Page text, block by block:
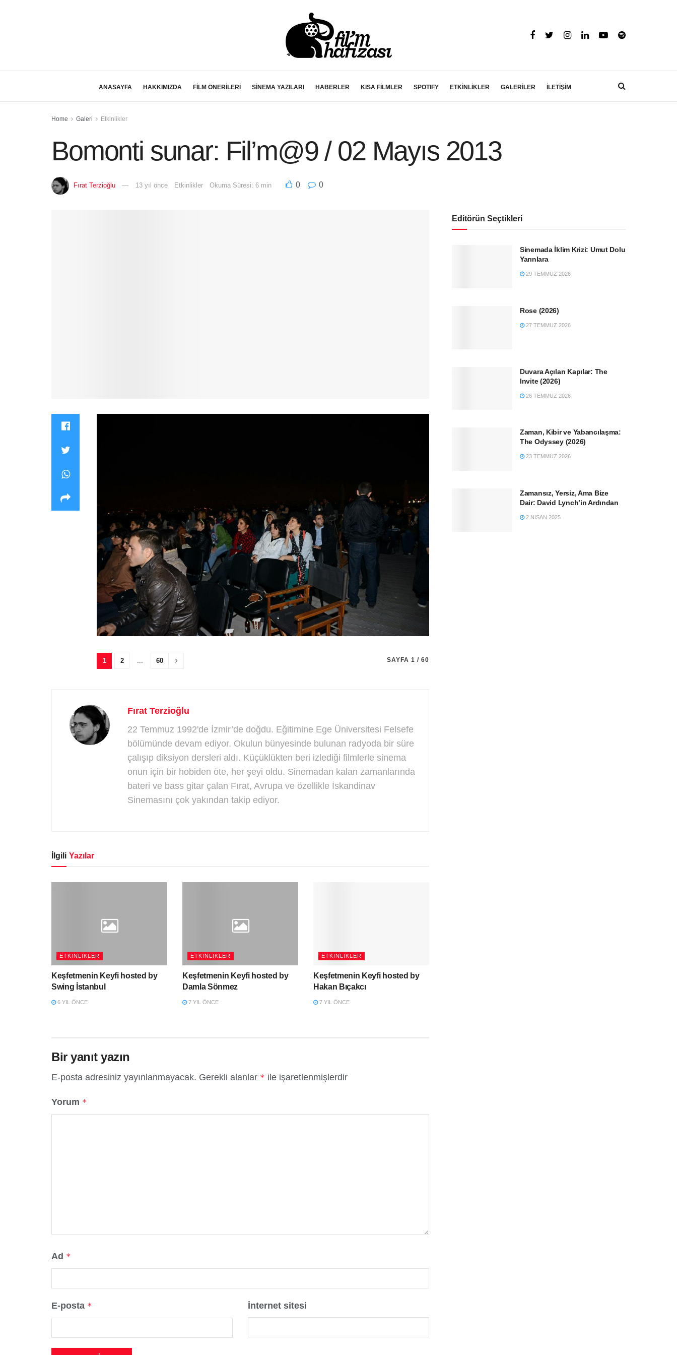
ANASAYFA HAKKIMIZDA FİLM ÖNERİLERİ SİNEMA YAZILARI HABERLER KISA FİLMLER SPOTIFY ETKİNLİKLER GALERİLER İLETİŞİM
Home Galeri Etkinlikler
Bomonti sunar: Fil’m@9 / 02 Mayıs 2013
Fırat Terzioğlu 13 yıl önce Etkinlikler Okuma Süresi: 6 min 0 0
SAYFA 1 / 60
1 2 ... 60
Fırat Terzioğlu
22 Temmuz 1992'de İzmir’de doğdu. Eğitimine Ege Üniversitesi Felsefe
bölümünde devam ediyor. Okulun bünyesinde bulunan radyoda bir süre
çalışıp diksiyon dersleri aldı. Küçüklükten beri izlediği filmlerle sinema
onun için bir hobiden öte, her şeyi oldu. Sinemadan kalan zamanlarında
bateri ve bass gitar çalan Fırat, Avrupa ve özellikle İskandinav
Sinemasını çok yakından takip ediyor.
İlgili Yazılar
ETKINLIKLER
Keşfetmenin Keyfi hosted by
Swing İstanbul
6 YIL ÖNCE
ETKINLIKLER
Keşfetmenin Keyfi hosted by
Damla Sönmez
7 YIL ÖNCE
ETKINLIKLER
Keşfetmenin Keyfi hosted by
Hakan Bıçakcı
7 YIL ÖNCE
Bir yanıt yazın
E-posta adresiniz yayınlanmayacak. Gerekli alanlar * ile işaretlenmişlerdir
Yorum *
Ad *
E-posta * İnternet sitesi
Editörün Seçtikleri
Sinemada İklim Krizi: Umut Dolu
Yarınlara
29 TEMMUZ 2026
Rose (2026)
27 TEMMUZ 2026
Duvara Açılan Kapılar: The
Invite (2026)
26 TEMMUZ 2026
Zaman, Kibir ve Yabancılaşma:
The Odyssey (2026)
23 TEMMUZ 2026
Zamansız, Yersiz, Ama Bize
Dair: David Lynch’in Ardından
2 NISAN 2025